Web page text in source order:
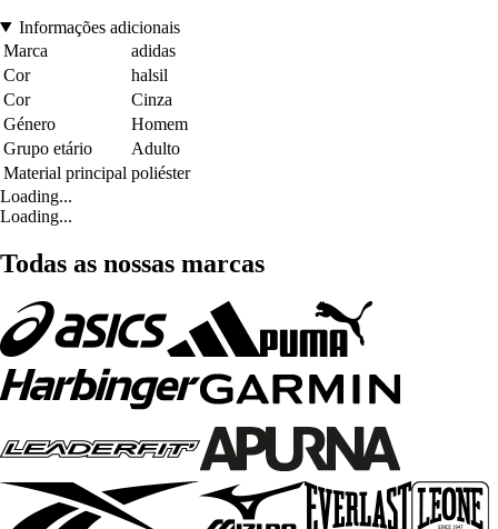
Informações adicionais
Marca
adidas
Cor
halsil
Cor
Cinza
Género
Homem
Grupo etário
Adulto
Material principal poliéster
Loading...
Loading...
Todas as nossas marcas